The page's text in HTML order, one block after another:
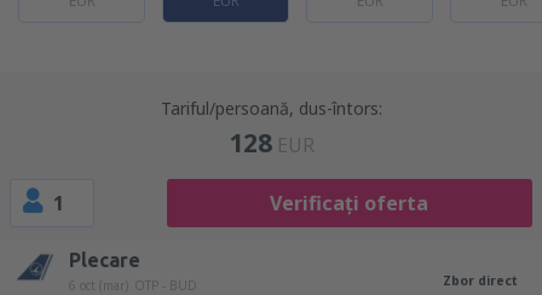
Tariful/persoană, dus-întors:
128 EUR
1 Verificați oferta
Plecare
6 oct (mar) OTP - BUD Zbor direct